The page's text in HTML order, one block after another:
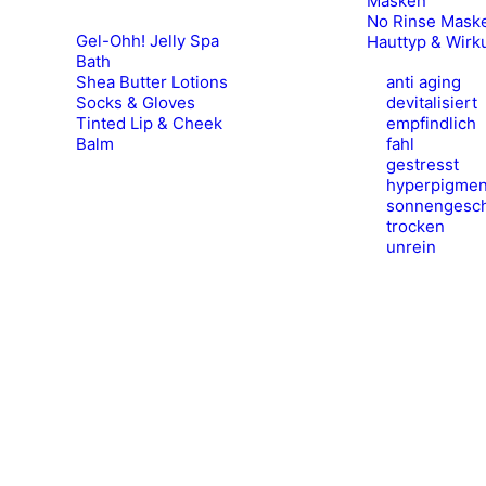
Gel-Ohh! Jelly Spa
Bath
Shea Butter Lotions
Socks & Gloves
Tinted Lip & Cheek
Balm
No Rinse
Hauttyp &
anti aging
devitalisiert
empfindlich
fahl
gestresst
trocken
unrein